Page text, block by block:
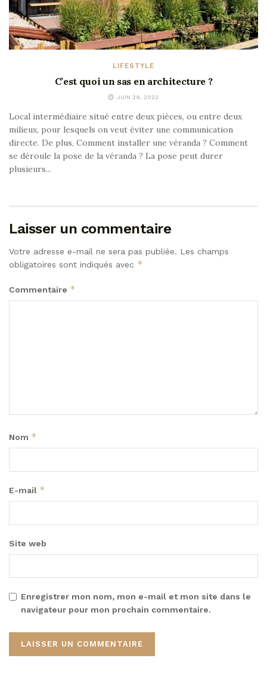
LIFESTYLE
C’est quoi un sas en architecture ?
JUIN 29, 2022
Local intermédiaire situé entre deux pièces, ou entre deux
milieux, pour lesquels on veut éviter une communication
directe. De plus, Comment installer une véranda ? Comment
se déroule la pose de la véranda ? La pose peut durer
plusieurs...
Laisser un commentaire
Votre adresse e-mail ne sera pas publiée. Les champs
obligatoires sont indiqués avec *
Commentaire *
Nom *
E-mail *
Site web
Enregistrer mon nom, mon e-mail et mon site dans le
navigateur pour mon prochain commentaire.